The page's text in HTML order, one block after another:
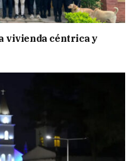
vivienda céntrica y